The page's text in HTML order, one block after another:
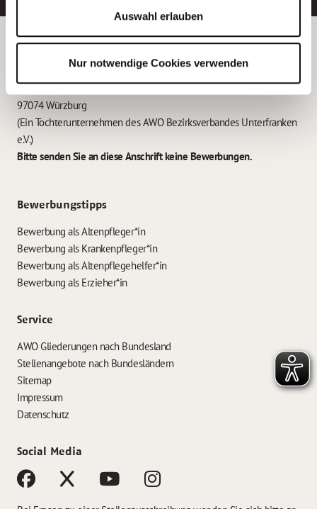
Auswahl erlauben
Nur notwendige Cookies verwenden
Betreiber der Webseite
Garitz Bewirtschaftungsbetriebe GmbH
Kantstraße 45a
97074 Würzburg
(Ein Tochterunternehmen des AWO Bezirksverbandes Unterfranken
e.V.)
Bitte senden Sie an diese Anschrift keine Bewerbungen.
Bewerbungstipps
Bewerbung als Altenpfleger*in
Bewerbung als Krankenpfleger*in
Bewerbung als Altenpflegehelfer*in
Bewerbung als Erzieher*in
Service
AWO Gliederungen nach Bundesland
Stellenangebote nach Bundesländern
Sitemap
Impressum
Datenschutz
Social Media